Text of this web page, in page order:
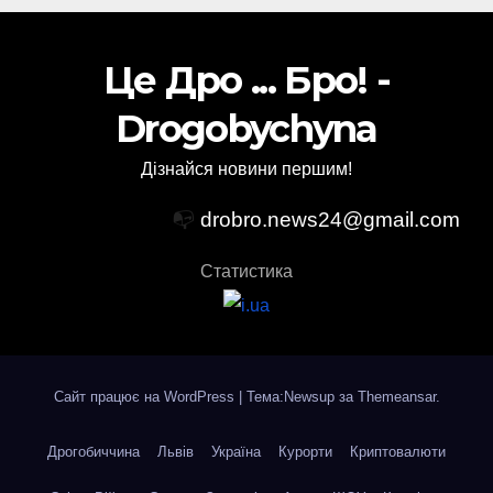
Це Дро ... Бро! -
Drogobychyna
Дізнайся новини першим!
📭 drobro.news24@gmail.com
Статистика
Сайт працює на WordPress | Тема:Newsup за Themeansar.
Дрогобиччина Львів Україна Курорти Криптовалюти